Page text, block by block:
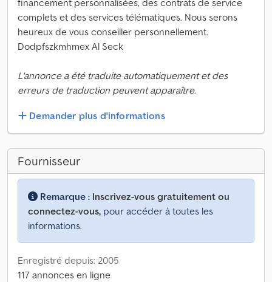
financement personnalisées, des contrats de service
complets et des services télématiques. Nous serons
heureux de vous conseiller personnellement.
Dodpfszkmhmex Al Seck
L'annonce a été traduite automatiquement et des
erreurs de traduction peuvent apparaître.
Demander plus d'informations
Fournisseur
Remarque : Inscrivez-vous gratuitement ou
connectez-vous, pour accéder à toutes les
informations.
Enregistré depuis: 2005
117 annonces en ligne